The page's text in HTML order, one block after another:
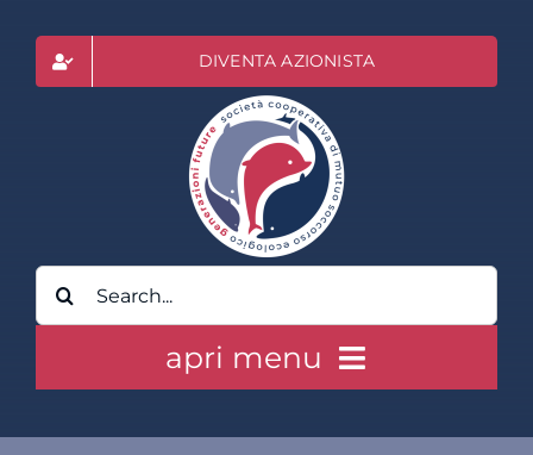
contenuto
DIVENTA AZIONISTA
Cerca
per:
apri menu